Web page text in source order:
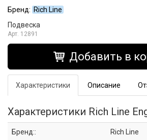
Бренд: Rich Line
Подвеска
12891
Добавить в
Характеристики Описание
Характеристики Rich Line
Бренд:: Rich Line